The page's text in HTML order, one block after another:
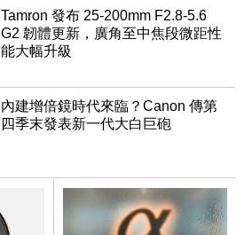
Tamron 發布 25-200mm F2.8-5.6
G2 韌體更新，廣角至中焦段微距性
能大幅升級
內建增倍鏡時代來臨？Canon 傳第
四季末發表新一代大白巨砲